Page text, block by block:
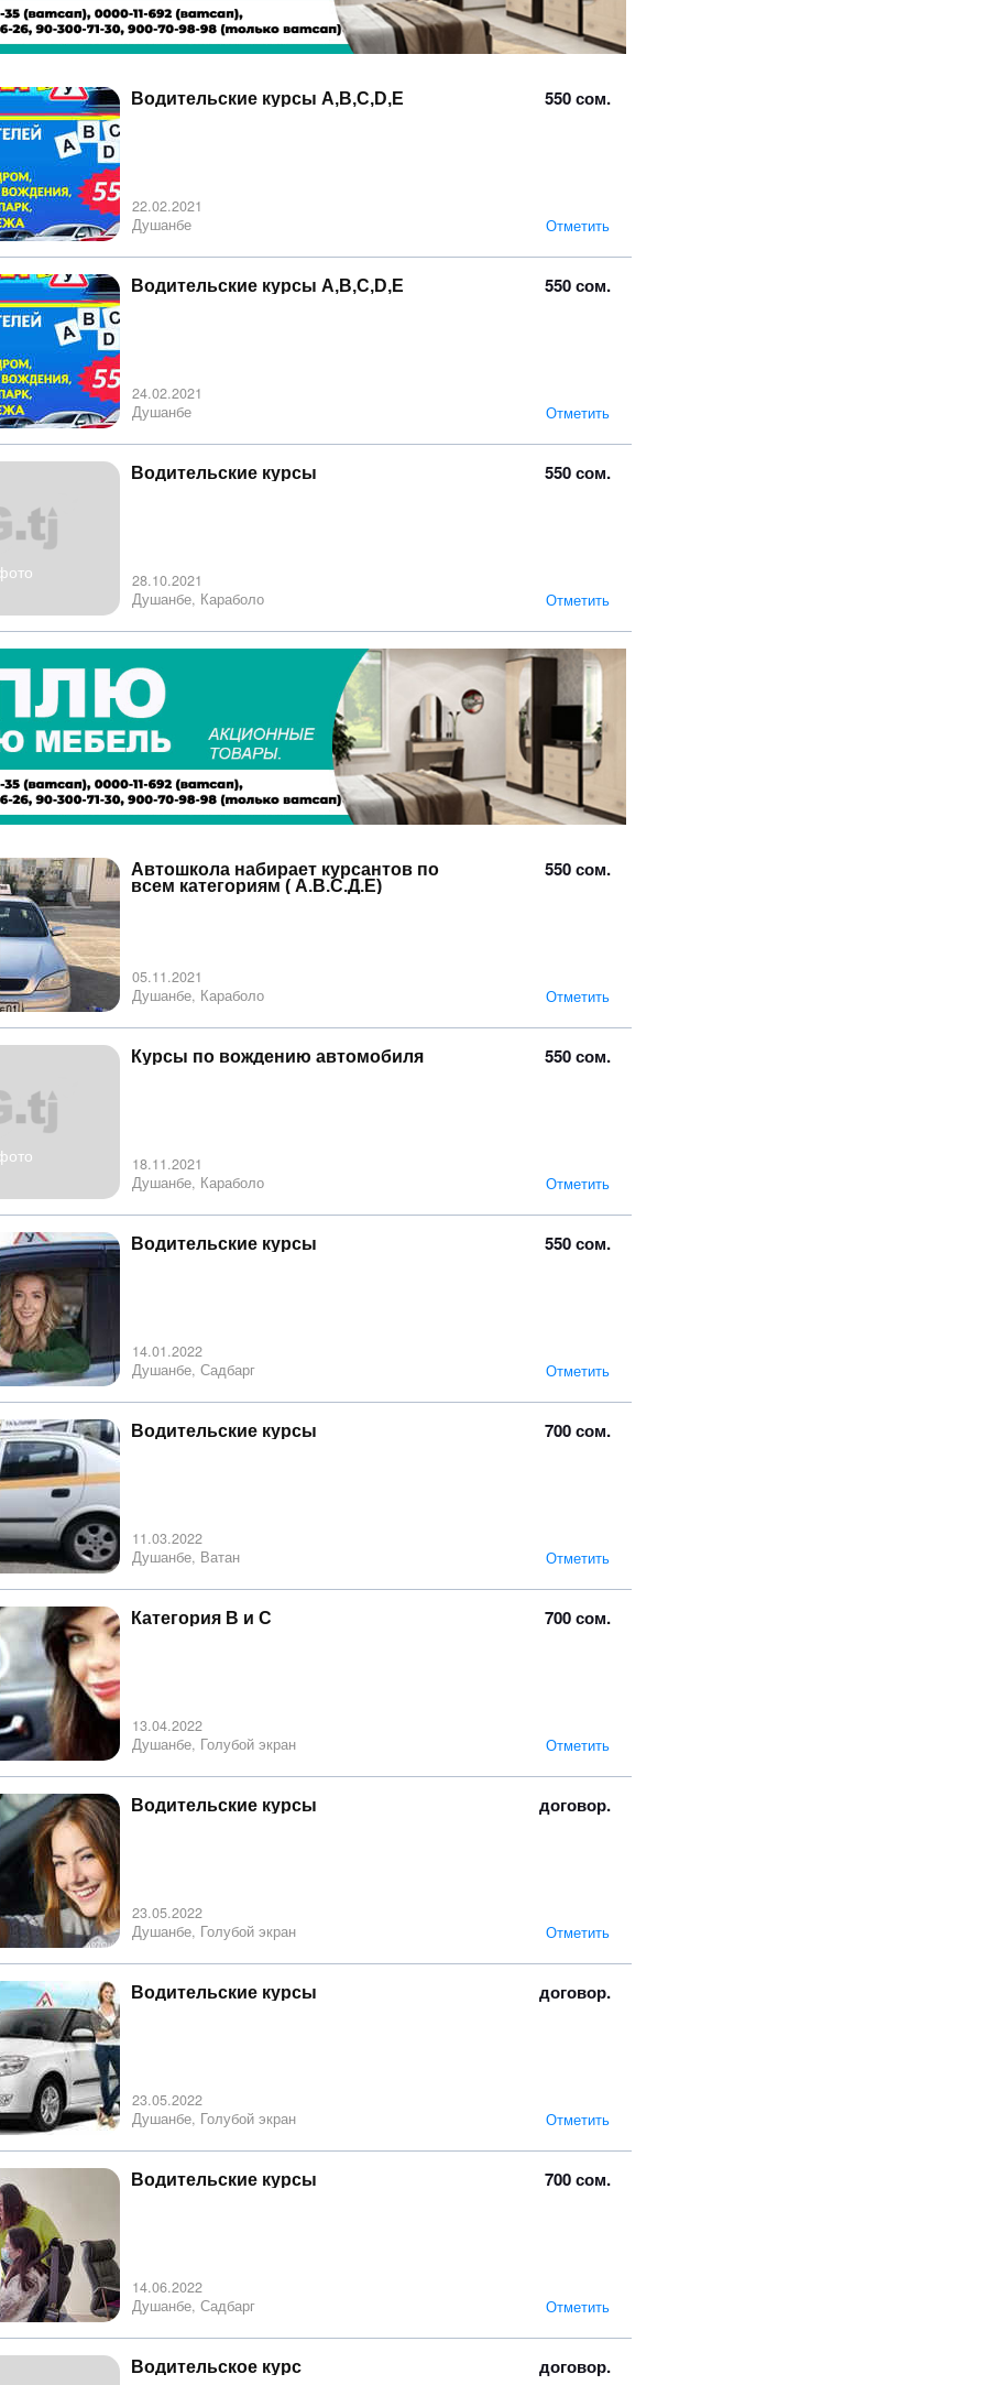
550 сом.
Водительские курсы A,B,C,D,E
22.02.2021
Душанбе
Отметить
550 сом.
Водительские курсы A,B,C,D,E
24.02.2021
Душанбе
Отметить
550 сом.
Водительские курсы
28.10.2021
Душанбе, Караболо
Отметить
550 сом.
Автошкола набирает курсантов по
всем категориям ( А.В.С.Д.Е)
05.11.2021
Душанбе, Караболо
Отметить
550 сом.
Курсы по вождению автомобиля
18.11.2021
Душанбе, Караболо
Отметить
550 сом.
Водительские курсы
14.01.2022
Душанбе, Садбарг
Отметить
700 сом.
Водительские курсы
11.03.2022
Душанбе, Ватан
Отметить
700 сом.
Категория В и С
13.04.2022
Душанбе, Голубой экран
Отметить
договор.
Водительские курсы
23.05.2022
Душанбе, Голубой экран
Отметить
договор.
Водительские курсы
23.05.2022
Душанбе, Голубой экран
Отметить
700 сом.
Водительские курсы
14.06.2022
Душанбе, Садбарг
Отметить
договор.
Водительское курс